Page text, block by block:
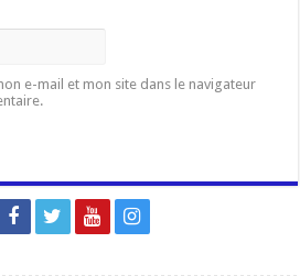
e-mail et mon site dans le navigateur